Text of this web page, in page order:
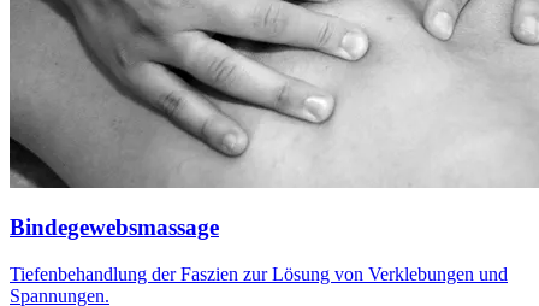
Bindegewebsmassage
Tiefenbehandlung der Faszien zur Lösung von Verklebungen und
Spannungen.